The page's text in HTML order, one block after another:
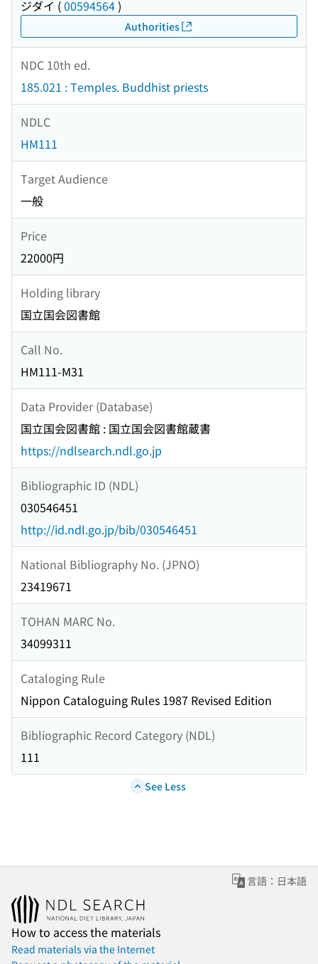
ジダイ (00594564)
Authorities
NDC 10th ed.
185.021 : Temples. Buddhist priests
NDLC
HM111
Target Audience
一般
Price
22000円
Holding library
国立国会図書館
Call No.
HM111-M31
Data Provider (Database)
国立国会図書館 : 国立国会図書館蔵書
https://ndlsearch.ndl.go.jp
Bibliographic ID (NDL)
030546451
http://id.ndl.go.jp/bib/030546451
National Bibliography No. (JPNO)
23419671
TOHAN MARC No.
34099311
Cataloging Rule
Nippon Cataloguing Rules 1987 Revised Edition
Bibliographic Record Category (NDL)
111
See Less
言語：日本語
How to access the materials
Read materials via the Internet